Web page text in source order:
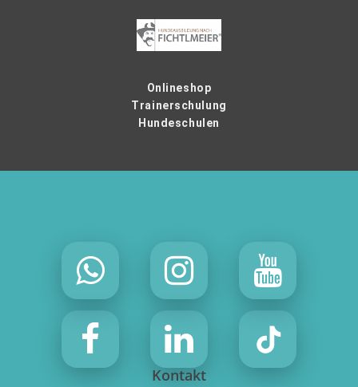
Onlineshop
Trainerschulung
Hundeschulen
Kontakt